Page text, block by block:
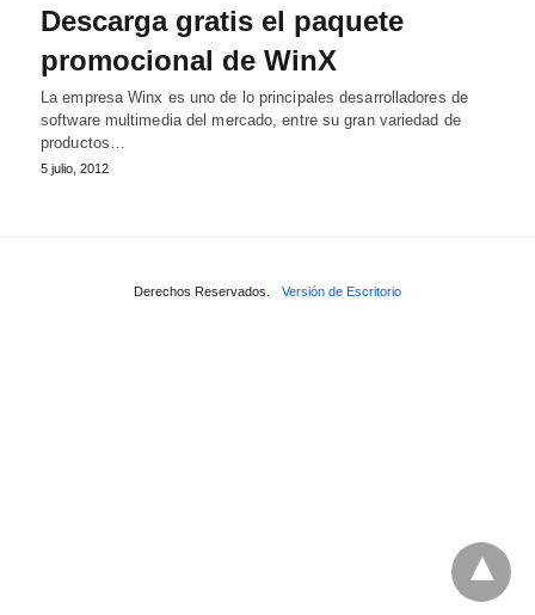
Descarga gratis el paquete
promocional de WinX
La empresa Winx es uno de lo principales desarrolladores de
software multimedia del mercado, entre su gran variedad de
productos…
5 julio, 2012
Derechos Reservados. Versión de Escritorio